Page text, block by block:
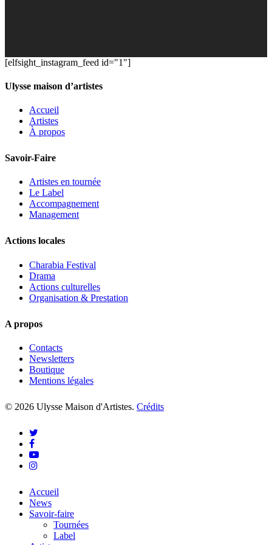
[elfsight_instagram_feed id="1"]
Ulysse maison d’artistes
Accueil
Artistes
À propos
Savoir-Faire
Artistes en tournée
Le Label
Accompagnement
Management
Actions locales
Charabia Festival
Drama
Actions culturelles
Organisation & Prestation
A propos
Contacts
Newsletters
Boutique
Mentions légales
© 2026 Ulysse Maison d'Artistes. Crédits
twitter
facebook
youtube
instagram
Close
Menu
Accueil
News
Savoir-faire
Tournées
Label